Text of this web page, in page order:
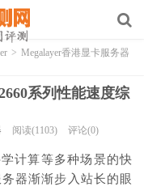
> Megalayer香港显卡服务器
系列性能速度综
阅读(1103) 评论(0)
计算等多种场景的快
器渐渐步入站长的眼